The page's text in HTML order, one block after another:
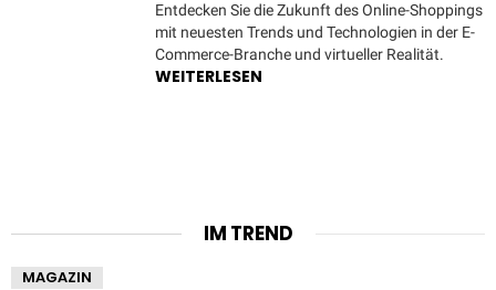
Entdecken Sie die Zukunft des Online-Shoppings
mit neuesten Trends und Technologien in der E-
Commerce-Branche und virtueller Realität.
WEITERLESEN
IM TREND
MAGAZIN